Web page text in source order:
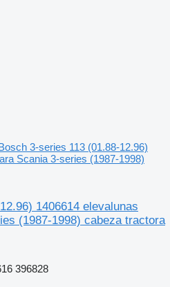
3-series 113 (01.88-12.96)
Scania 3-series (1987-1998)
1406614 elevalunas
(1987-1998) cabeza tractora
396828